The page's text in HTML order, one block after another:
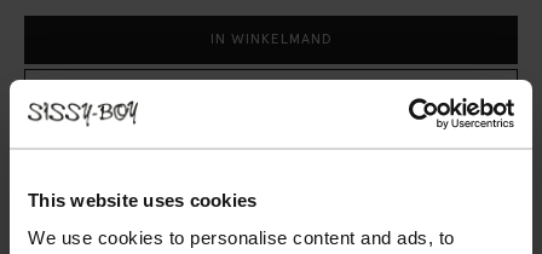
This website uses cookies
We use cookies to personalise content and ads, to
IN WINKELMAND
Gratis verzending naar winkel